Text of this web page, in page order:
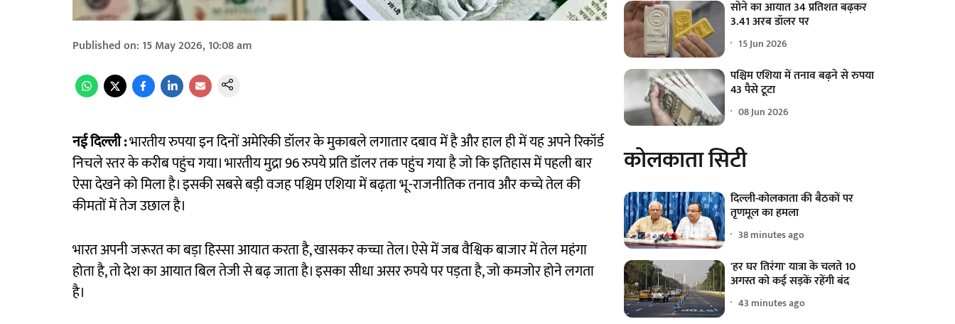
Published on: 15 May 2026, 10:08 am
नई दिल्ली :भारतीय रुपया इन दिनों अमेरिकी डॉलर के मुकाबले लगातार दबाव में है और हाल ही में यह अपने रिकॉर्ड
निचले स्तर के करीब पहुंच गया। भारतीय मुद्रा 96 रुपये प्रति डॉलर तक पहुंच गया है जो कि इतिहास में पहली बार
ऐसा देखने को मिला है। इसकी सबसे बड़ी वजह पश्चिम एशिया में बढ़ता भू-राजनीतिक तनाव और कच्चे तेल की
कीमतों में तेज उछाल है।
भारत अपनी जरूरत का बड़ा हिस्सा आयात करता है, खासकर कच्चा तेल। ऐसे में जब वैश्विक बाजार में तेल महंगा
होता है, तो देश का आयात बिल तेजी से बढ़ जाता है। इसका सीधा असर रुपये पर पड़ता है, जो कमजोर होने लगता
है।
सोने का आयात 34 प्रतिशत बढ़कर
3.41 अरब डॉलर पर
15 Jun 2026
पश्चिम एशिया में तनाव बढ़ने से रुपया
43 पैसे टूटा
08 Jun 2026
कोलकाता सिटी
दिल्ली-कोलकाता की बैठकों पर
तृणमूल का हमला
38 minutes ago
'हर घर तिरंगा' यात्रा के चलते 10
अगस्त को कई सड़कें रहेंगी बंद
43 minutes ago